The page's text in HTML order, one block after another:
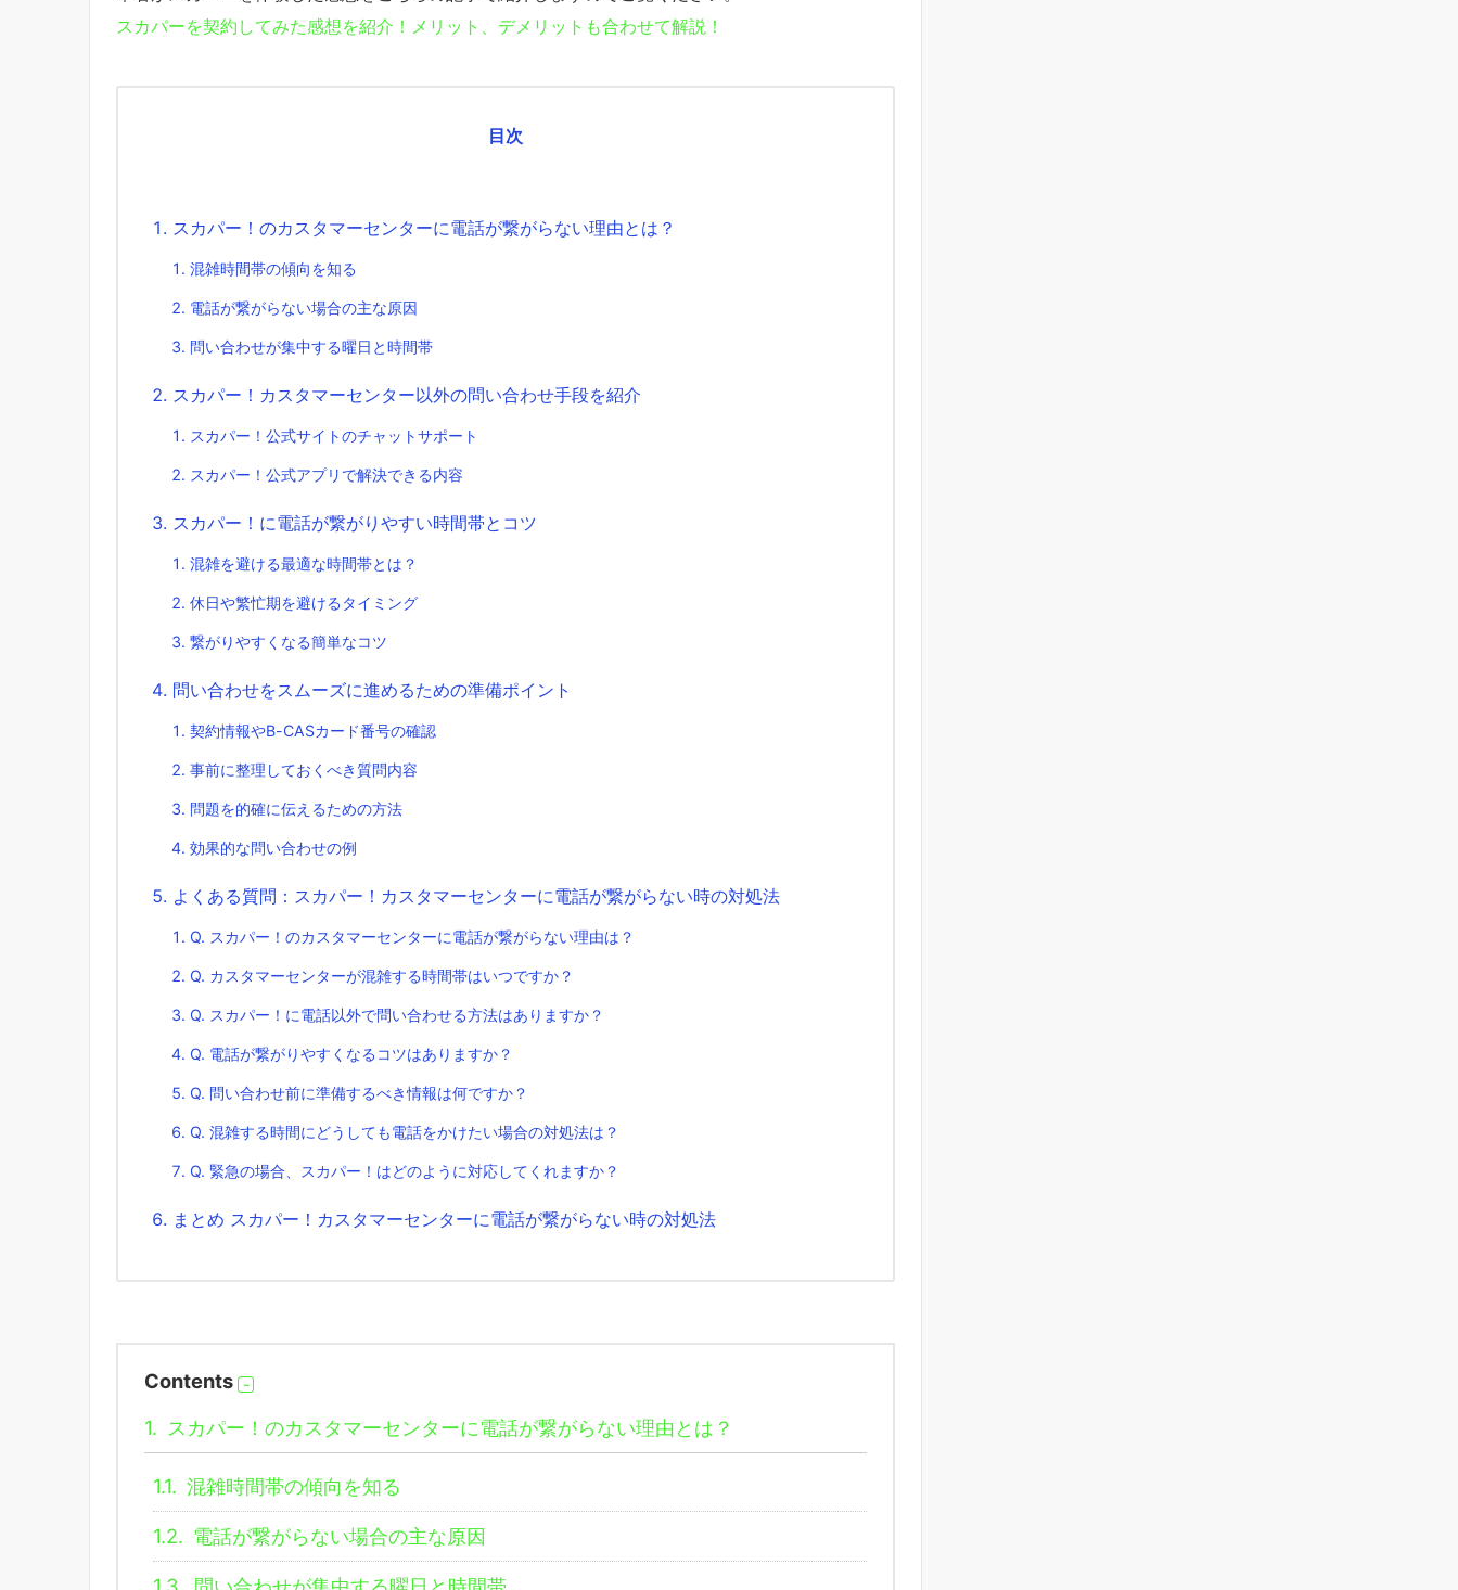
スカパーを契約してみた感想を紹介！メリット、デメリットも合わせて解説！
目次
スカパー！のカスタマーセンターに電話が繋がらない理由とは？
混雑時間帯の傾向を知る
電話が繋がらない場合の主な原因
問い合わせが集中する曜日と時間帯
スカパー！カスタマーセンター以外の問い合わせ手段を紹介
スカパー！公式サイトのチャットサポート
スカパー！公式アプリで解決できる内容
スカパー！に電話が繋がりやすい時間帯とコツ
混雑を避ける最適な時間帯とは？
休日や繁忙期を避けるタイミング
繋がりやすくなる簡単なコツ
問い合わせをスムーズに進めるための準備ポイント
契約情報やB-CASカード番号の確認
事前に整理しておくべき質問内容
問題を的確に伝えるための方法
効果的な問い合わせの例
よくある質問：スカパー！カスタマーセンターに電話が繋がらない時の対処法
Q. スカパー！のカスタマーセンターに電話が繋がらない理由は？
Q. カスタマーセンターが混雑する時間帯はいつですか？
Q. スカパー！に電話以外で問い合わせる方法はありますか？
Q. 電話が繋がりやすくなるコツはありますか？
Q. 問い合わせ前に準備するべき情報は何ですか？
Q. 混雑する時間にどうしても電話をかけたい場合の対処法は？
Q. 緊急の場合、スカパー！はどのように対応してくれますか？
まとめ スカパー！カスタマーセンターに電話が繋がらない時の対処法
Contents
1. スカパー！のカスタマーセンターに電話が繋がらない理由とは？
1.1. 混雑時間帯の傾向を知る
1.2. 電話が繋がらない場合の主な原因